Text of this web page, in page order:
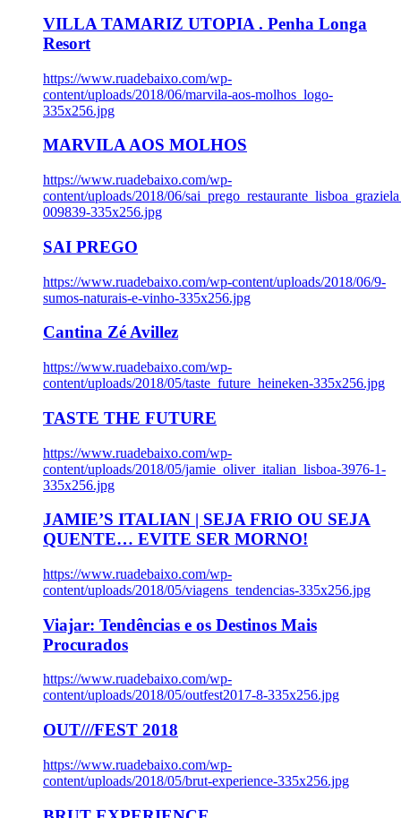
VILLA TAMARIZ UTOPIA . Penha Longa
Resort
https://www.ruadebaixo.com/wp-
content/uploads/2018/06/marvila-aos-molhos_logo-
335x256.jpg
MARVILA AOS MOLHOS
https://www.ruadebaixo.com/wp-
content/uploads/2018/06/
009839-335x256.jpg
SAI PREGO
https://www.ruadebaixo.com/wp-content/uploads/2018/06/9-
sumos-naturais-e-vinho-335x256.jpg
Cantina Zé Avillez
https://www.ruadebaixo.com/wp-
content/uploads/2018/05/taste_future_heineken-335x256.jpg
TASTE THE FUTURE
https://www.ruadebaixo.com/wp-
content/uploads/2018/05/jamie_oliver_italian_lisboa-3976-1-
335x256.jpg
JAMIE’S ITALIAN | SEJA FRIO OU SEJA
QUENTE… EVITE SER MORNO!
https://www.ruadebaixo.com/wp-
content/uploads/2018/05/viagens_tendencias-335x256.jpg
Viajar: Tendências e os Destinos Mais
Procurados
https://www.ruadebaixo.com/wp-
content/uploads/2018/05/outfest2017-8-335x256.jpg
OUT///FEST 2018
https://www.ruadebaixo.com/wp-
content/uploads/2018/05/brut-experience-335x256.jpg